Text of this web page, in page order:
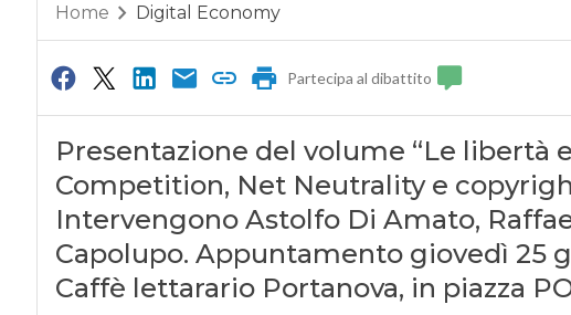
Home Digital Economy
Partecipa al dibattito
Presentazione del volume “Le libertà
Competition, Net Neutrality e
Intervengono Astolfo Di Amato,
Capolupo. Appuntamento giovedì 25
Caffè lettarario Portanova, in piazza